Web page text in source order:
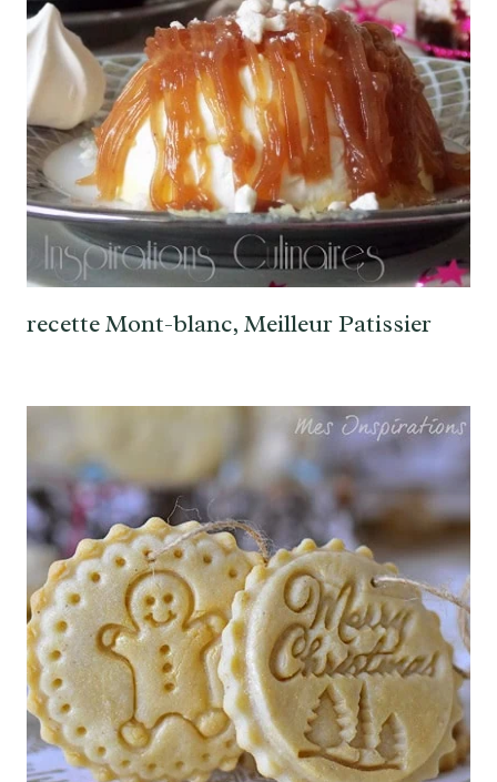
recette Mont-blanc, Meilleur Patissier